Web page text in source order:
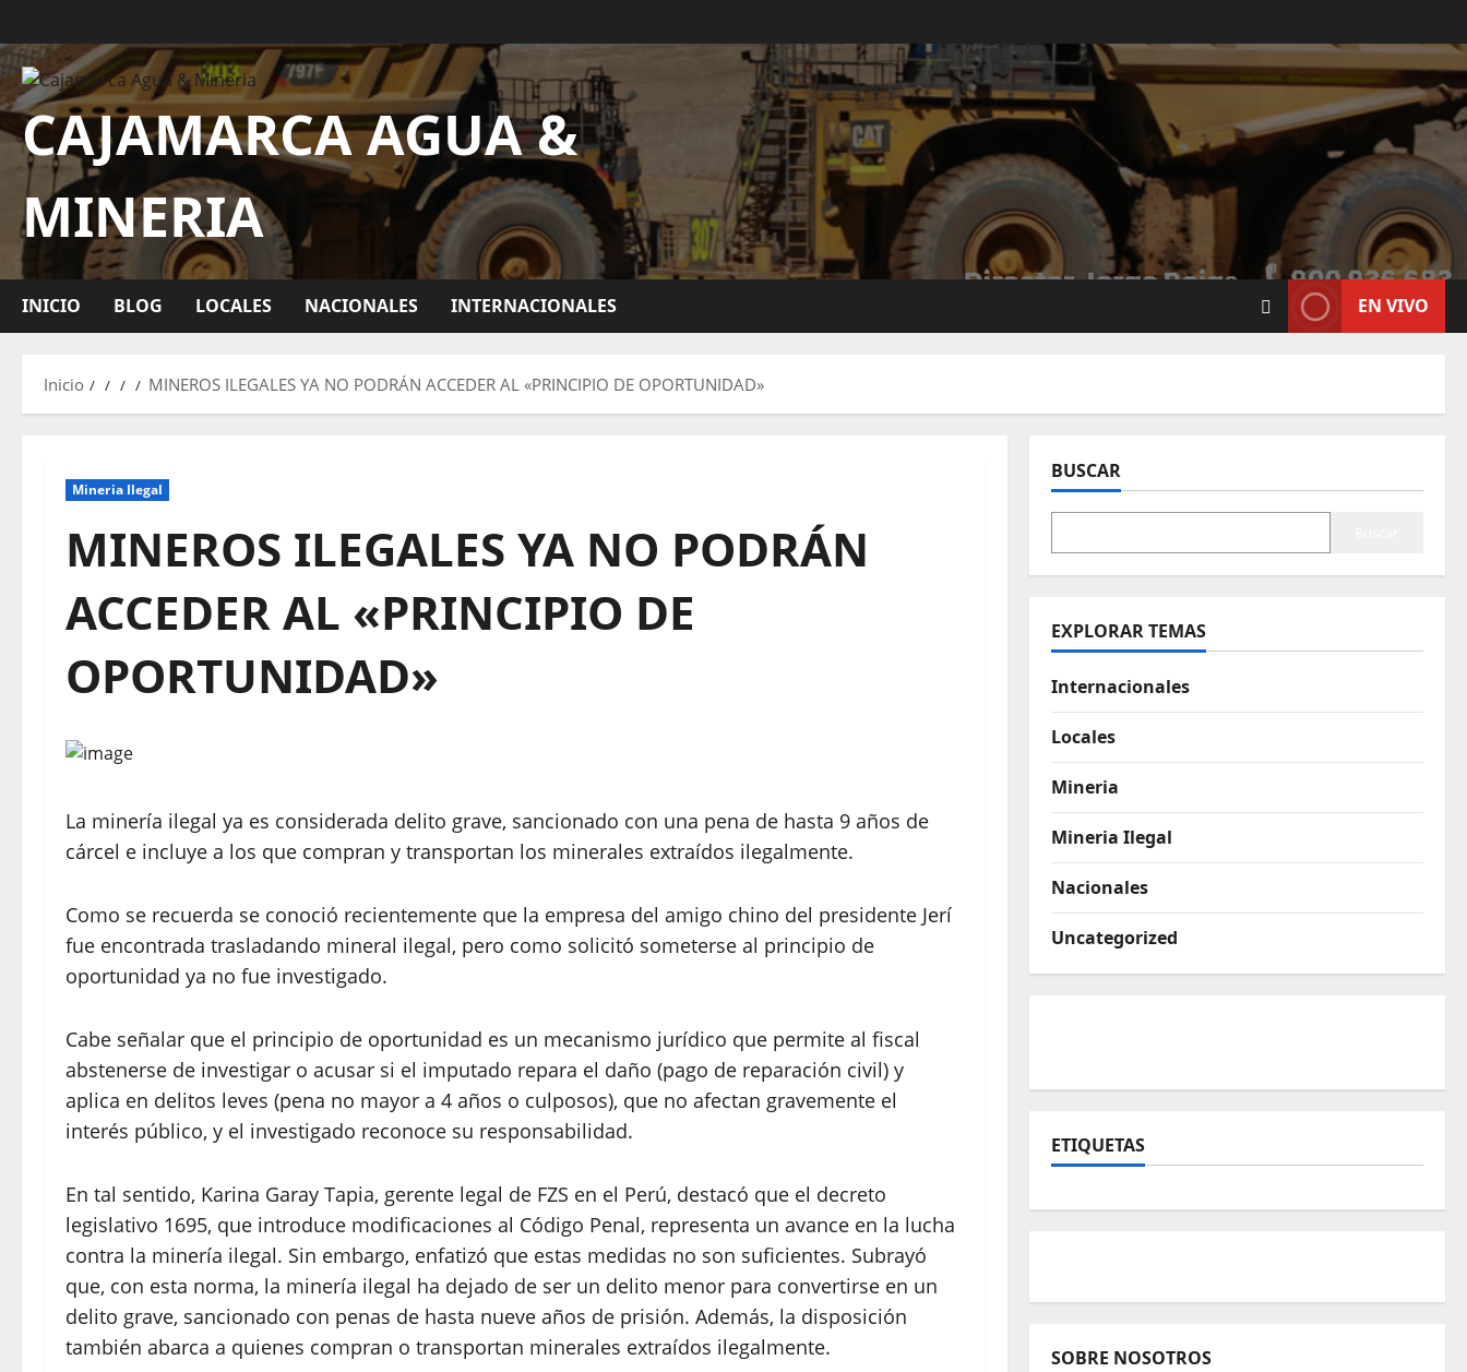
CAJAMARCA AGUA &
MINERIA
INICIO BLOG LOCALES NACIONALES INTERNACIONALES EN VIVO
Inicio MINEROS ILEGALES YA NO PODRÁN ACCEDER AL «PRINCIPIO DE OPORTUNIDAD»
Mineria Ilegal
MINEROS ILEGALES YA NO PODRÁN
ACCEDER AL «PRINCIPIO DE
OPORTUNIDAD»
La minería ilegal ya es considerada delito grave, sancionado con una pena de hasta 9 años de
cárcel e incluye a los que compran y transportan los minerales extraídos ilegalmente.
Como se recuerda se conoció recientemente que la empresa del amigo chino del presidente Jerí
fue encontrada trasladando mineral ilegal, pero como solicitó someterse al principio de
oportunidad ya no fue investigado.
Cabe señalar que el principio de oportunidad es un mecanismo jurídico que permite al fiscal
abstenerse de investigar o acusar si el imputado repara el daño (pago de reparación civil) y
aplica en delitos leves (pena no mayor a 4 años o culposos), que no afectan gravemente el
interés público, y el investigado reconoce su responsabilidad.
En tal sentido, Karina Garay Tapia, gerente legal de FZS en el Perú, destacó que el decreto
legislativo 1695, que introduce modificaciones al Código Penal, representa un avance en la lucha
contra la minería ilegal. Sin embargo, enfatizó que estas medidas no son suficientes. Subrayó
que, con esta norma, la minería ilegal ha dejado de ser un delito menor para convertirse en un
delito grave, sancionado con penas de hasta nueve años de prisión. Además, la disposición
también abarca a quienes compran o transportan minerales extraídos ilegalmente.
BUSCAR
EXPLORAR TEMAS
Internacionales
Locales
Mineria
Mineria Ilegal
Nacionales
Uncategorized
ETIQUETAS
SOBRE NOSOTROS